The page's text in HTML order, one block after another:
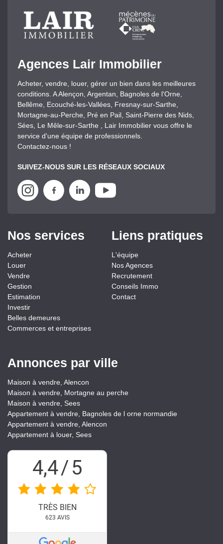
Agences Lair Immobilier
Acheter, vendre, louer, gérer un bien dans les meilleures
conditions. A Alençon, Argentan, Bagnoles de l'Orne,
Bellême, Ecouché-les-Vallées, Fresnay-sur-Sarthe,
Mortagne-au-Perche, Pré en Pail, Saint-Pierre des Nids,
Sées, Le Mêle-sur-Sarthe , Lair Immobilier vous offre le
service d'une équipe de professionnels.
Contactez-nous !
SUIVEZ-NOUS SUR LES RÉSEAUX SOCIAUX
Nos services
Acheter
Louer
Vendre
Gestion
Estimation
Investir
Belles demeures
Commerces et entreprises
Liens pratiques
L'équipe
Nos Agences
Recrutement
Conseils Immo
Contact
Annonces par ville
Maison à vendre, Alencon
Maison à vendre, Mortagne au perche
Maison à vendre, Sees
Appartement à vendre, Bagnoles de l orne normandie
Appartement à vendre, Alencon
Appartement à louer, Sees
4,4/5
TRÈS BIEN
623 AVIS